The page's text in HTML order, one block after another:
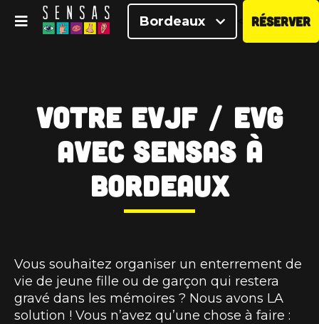
Bordeaux RÉSERVER
Votre EVJF / EVG
avec SENSAS à
Bordeaux
Vous souhaitez organiser un enterrement de
vie de jeune fille ou de garçon qui restera
gravé dans les mémoires ? Nous avons LA
solution ! Vous n’avez qu’une chose à faire :